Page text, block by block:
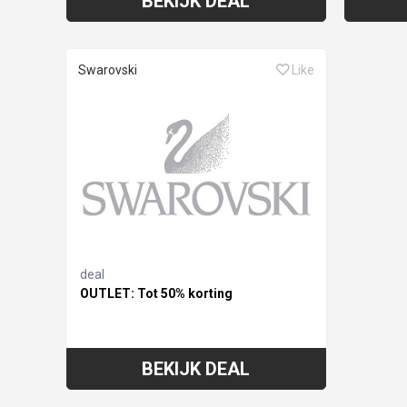
Swarovski Like
deal
OUTLET: Tot 50% korting
BEKIJK DEAL